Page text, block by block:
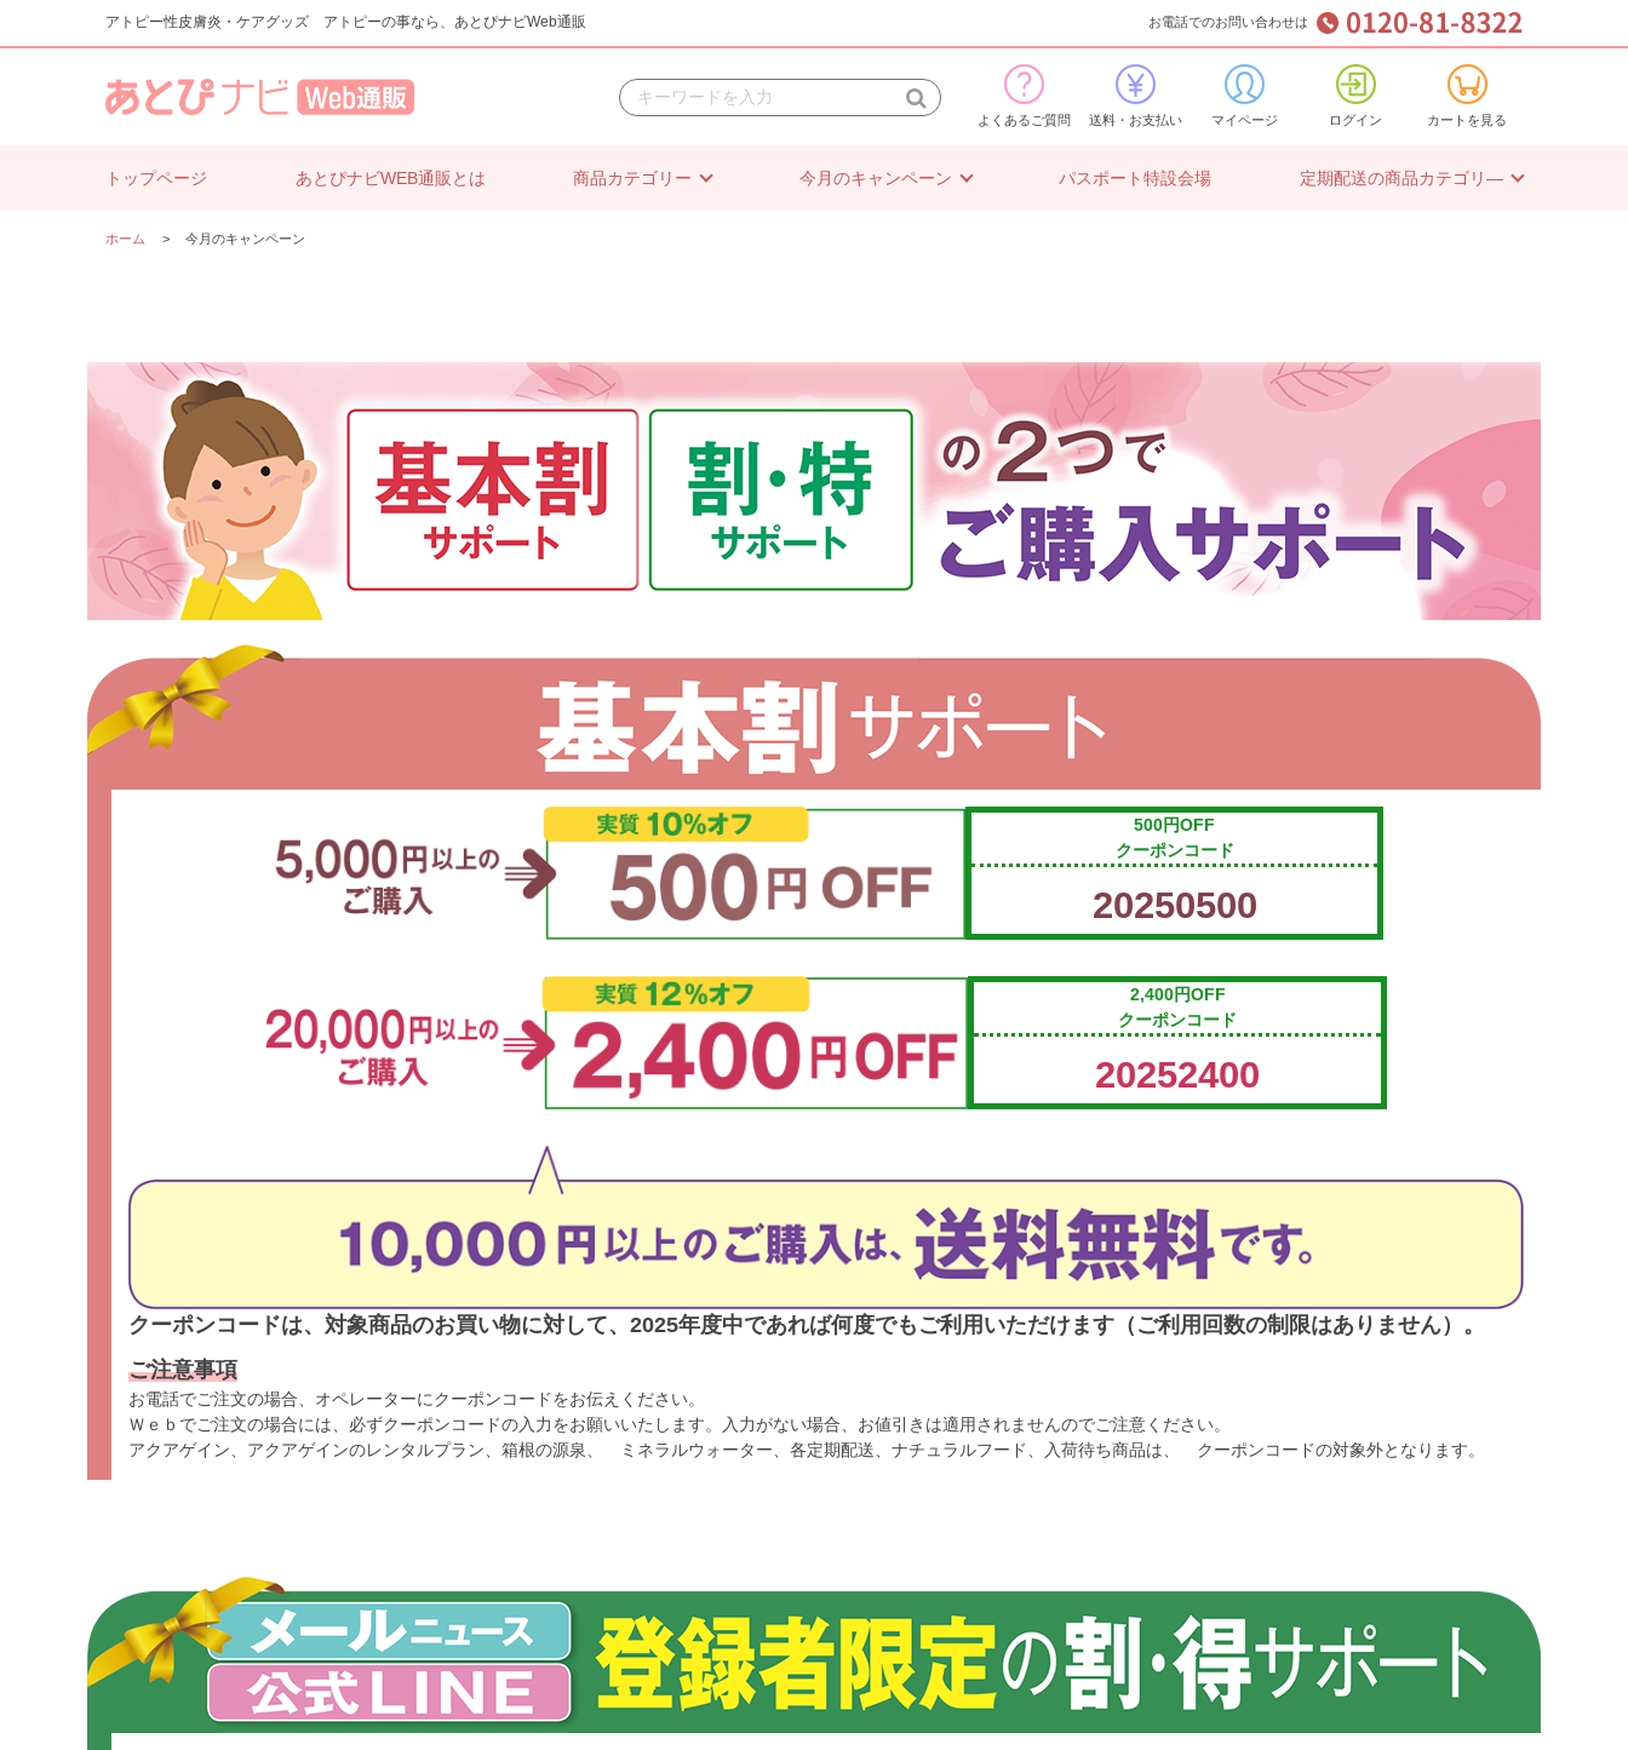
アトピー性皮膚炎・ケアグッズ アトピーの事なら、あとぴナビWeb通販 お電話でのお問い合わせは
よくあるご質問 送料・お支払い マイページ ログイン カートを見る
トップページ あとぴナビWEB通販とは 商品カテゴリー 今月のキャンペーン パスポート特設会場 定期配送の商品カテゴリ―
ホーム > 今月のキャンペーン
500円OFF
クーポンコード
20250500
2,400円OFF
クーポンコード
20252400
クーポンコードは、対象商品のお買い物に対して、2025年度中であれば何度でもご利用いただけます（ご利用回数の制限はありません）。
ご注意事項
お電話でご注文の場合、オペレーターにクーポンコードをお伝えください。
Ｗｅｂでご注文の場合には、必ずクーポンコードの入力をお願いいたします。入力がない場合、お値引きは適用されませんのでご注意ください。
アクアゲイン、アクアゲインのレンタルプラン、箱根の源泉、 ミネラルウォーター、各定期配送、ナチュラルフード、入荷待ち商品は、 クーポンコードの対象外となります。